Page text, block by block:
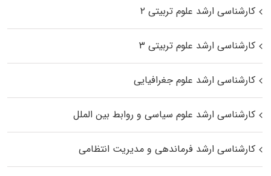
کارشناسی ارشد علوم تربیتی ۲
کارشناسی ارشد علوم تربیتی ۳
کارشناسی ارشد علوم جغرافیایی
کارشناسی ارشد علوم سیاسی و روابط بین الملل
کارشناسی ارشد فرماندهی و مدیریت انتظامی